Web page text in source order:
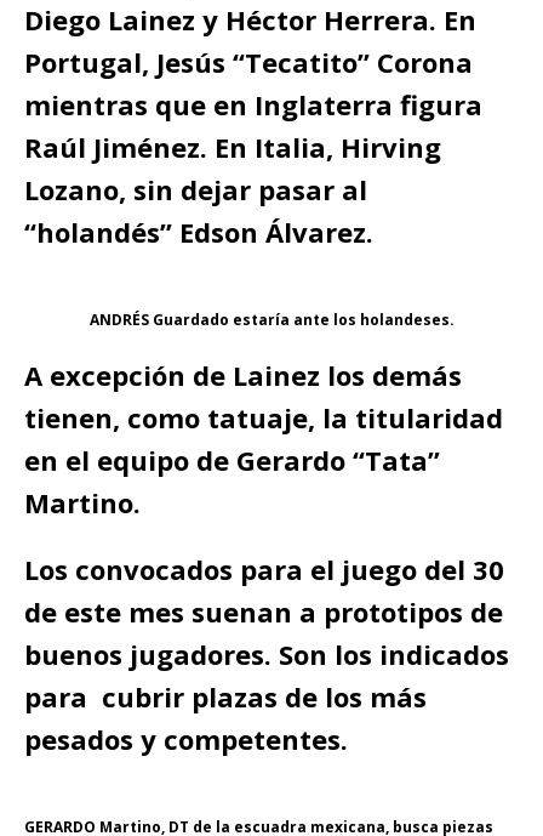
Diego Lainez y Héctor Herrera. En
Portugal, Jesús “Tecatito” Corona
mientras que en Inglaterra figura
Raúl Jiménez. En Italia, Hirving
Lozano, sin dejar pasar al
“holandés” Edson Álvarez.
ANDRÉS Guardado estaría ante los holandeses.
A excepción de Lainez los demás
tienen, como tatuaje, la titularidad
en el equipo de Gerardo “Tata”
Martino.
Los convocados para el juego del 30
de este mes suenan a prototipos de
buenos jugadores. Son los indicados
para cubrir plazas de los más
pesados y competentes.
GERARDO Martino, DT de la escuadra mexicana, busca piezas